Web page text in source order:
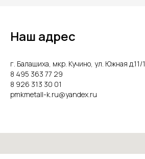
Наш адрес
г. Балашиха, мкр. Кучино, ул. Южная д.11/1
8 495 363 77 29
8 926 313 30 01
pmkmetall-k.ru@yandex.ru